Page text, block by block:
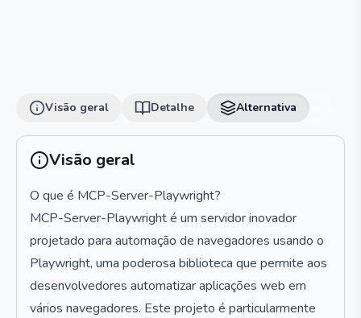
Visão geral Detalhe Alternativa
Visão geral
O que é MCP-Server-Playwright?
MCP-Server-Playwright é um servidor inovador
projetado para automação de navegadores usando o
Playwright, uma poderosa biblioteca que permite aos
desenvolvedores automatizar aplicações web em
vários navegadores. Este projeto é particularmente